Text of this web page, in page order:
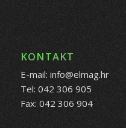
KONTAKT
E-mail: info@elmag.hr
Tel: 042 306 905
Fax: 042 306 904